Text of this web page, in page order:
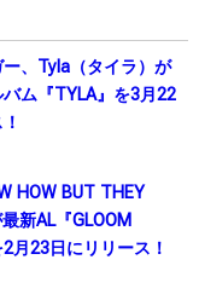
、Tyla（タイラ）が
ム『TYLA』を3月22
HOW BUT THEY
新AL『GLOOM
2月23日にリリース！